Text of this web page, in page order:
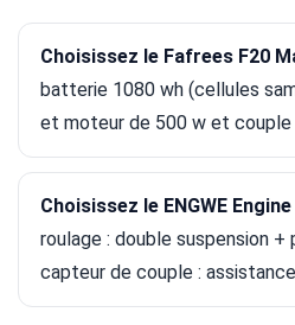
Choisissez le Fafrees F20
batterie 1080 wh (cellules
et moteur de 500 w et couple
Choisissez le ENGWE
roulage : double suspension
capteur de couple :